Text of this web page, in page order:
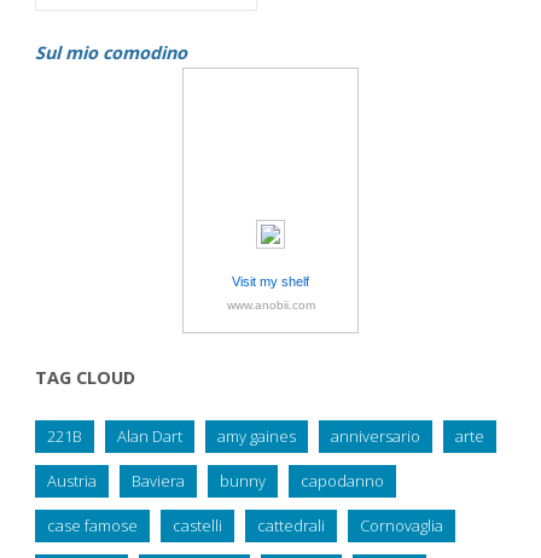
Sul mio comodino
Visit my shelf
www.anobii.com
TAG CLOUD
221B Alan Dart amy gaines anniversario arte
Austria Baviera bunny capodanno
case famose castelli cattedrali Cornovaglia